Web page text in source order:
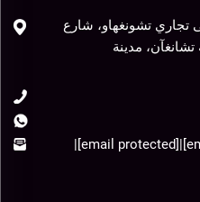
تجاري تشونغهاو، شارع
رقم 223، منطقة تشانغآن، مدينة
|
[email protected]
|